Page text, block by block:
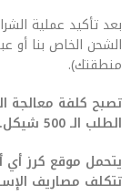
بعد تأكيد عملية
الشحن الخاص بنا أو
منطقتك).
تصبح كلفة معالجة
الطلب الـ 500 شيكل.
يتحمل موقع كرز أي
تتكلف مصاريف